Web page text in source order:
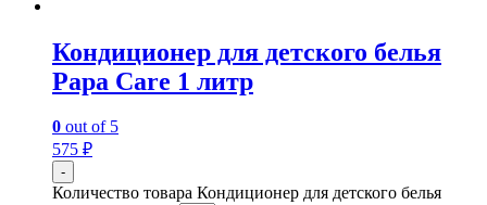
Кондиционер для детского белья
Papa Care 1 литр
0 out of 5
575 ₽
-
Количество товара Кондиционер для детского белья